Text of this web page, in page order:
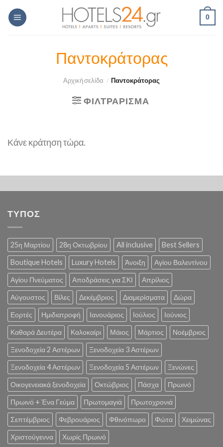
Skip
0
Παντοκράτορας
Αρχική σελίδα / Παντοκράτορας
ΦΙΛΤΡΆΡΙΣΜΑ
Κάνε κράτηση τώρα.
ΤΥΠΟΣ
25η Μαρτίου 28η Οκτωβρίου All inclusive Best Sellers
Boutique Hotels Luxury Hotels Άνοιξη Αγίου Βαλεντίνου
Αγίου Πνεύματος Αποδράσεις για ΣΚΙ Απρίλιος
Αύγουστος Βίλες Δεκέμβριος Διαμερίσματα Δώρα
Εορτές Ημιδιατροφή Ιανουάριος Ιούλιος Ιούνιος
Καθαρά Δευτέρα Καλοκαίρι Μάιος Μάρτιος Νοέμβριος
Ξενοδοχεία 2 Αστέρων Ξενοδοχεία 3 Αστέρων
Ξενοδοχεία 4 Αστέρων Ξενοδοχεία 5 Αστέρων Ξενώνες
Οικογενειακά ξενοδοχεία Οκτώβριος Πάσχα Πρωινό
Πρωινό + Ένα Γεύμα Πρωτομαγιά Πρωτοχρονιά
Σεπτέμβριος Φεβρουάριος Φθινόπωρο Φώτα Χειμώνας
Χριστούγεννα Χωρίς Πρωινό